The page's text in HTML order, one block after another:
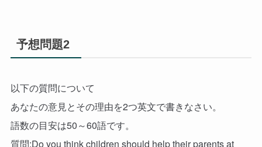
予想問題2
以下の質問について
あなたの意見とその理由を2つ英文で書きなさい。
語数の目安は50～60語です。
質問:Do you think children should help their parents at